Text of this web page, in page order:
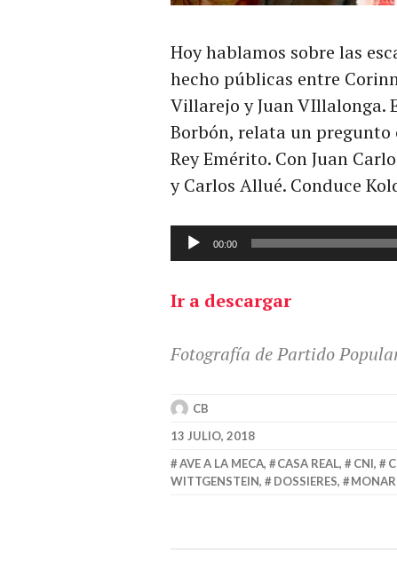
Hoy hablamos sobre las
hecho públicas entre
Villarejo y Juan VIllalonga.
Borbón, relata un
Rey Emérito. Con Juan
y Carlos Allué. Conduce
Reproductor
de
audio
00:00
Ir a descargar
Fotografía de Partido
CB
13 JULIO, 2018
AVE A LA MECA, CASA REAL, CNI,
WITTGENSTEIN, DOSSIERES,